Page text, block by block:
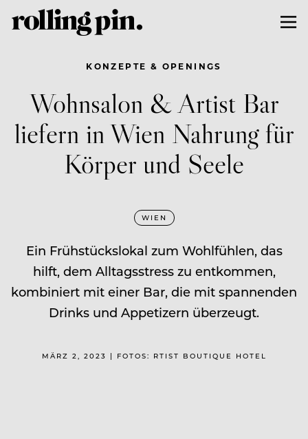
KONZEPTE & OPENINGS
Wohnsalon & Artist Bar
liefern in Wien Nahrung für
Körper und Seele
WIEN
Ein Frühstückslokal zum Wohlfühlen, das
hilft, dem Alltagsstress zu entkommen,
kombiniert mit einer Bar, die mit spannenden
Drinks und Appetizern überzeugt.
MÄRZ 2, 2023 | FOTOS: RTIST BOUTIQUE HOTEL